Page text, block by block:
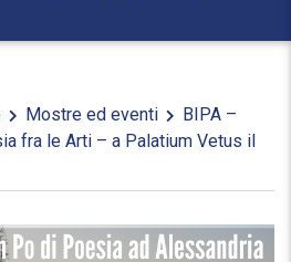
Mostre ed eventi
BIPA –
fra le Arti – a Palatium Vetus il